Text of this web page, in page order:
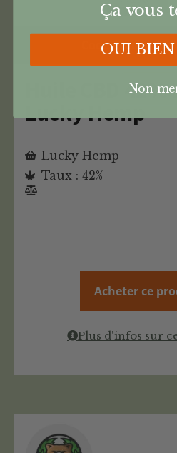
Code Promo -
Huile CBD 42%
Lucky Hemp
Lucky Hemp
Taux : 42%
Acheter ce
Plus d'infos sur
Ça vous
OUI BIEN
Non